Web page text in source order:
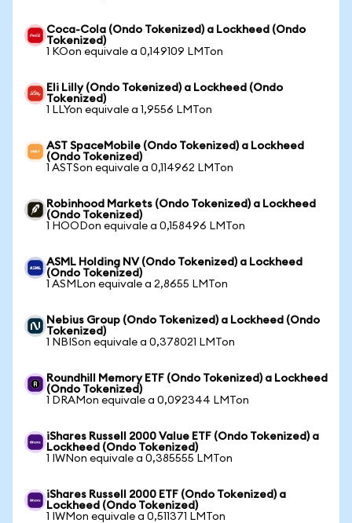
Coca-Cola (Ondo Tokenized) a Lockheed (Ondo
Tokenized)
1 KOon equivale a 0,149109 LMTon
Eli Lilly (Ondo Tokenized) a Lockheed (Ondo
Tokenized)
1 LLYon equivale a 1,9556 LMTon
AST SpaceMobile (Ondo Tokenized) a Lockheed
(Ondo Tokenized)
1 ASTSon equivale a 0,114962 LMTon
Robinhood Markets (Ondo Tokenized) a Lockheed
(Ondo Tokenized)
1 HOODon equivale a 0,158496 LMTon
ASML Holding NV (Ondo Tokenized) a Lockheed
(Ondo Tokenized)
1 ASMLon equivale a 2,8655 LMTon
Nebius Group (Ondo Tokenized) a Lockheed (Ondo
Tokenized)
1 NBISon equivale a 0,378021 LMTon
Roundhill Memory ETF (Ondo Tokenized) a Lockheed
(Ondo Tokenized)
1 DRAMon equivale a 0,092344 LMTon
iShares Russell 2000 Value ETF (Ondo Tokenized) a
Lockheed (Ondo Tokenized)
1 IWNon equivale a 0,385555 LMTon
iShares Russell 2000 ETF (Ondo Tokenized) a
Lockheed (Ondo Tokenized)
1 IWMon equivale a 0,511371 LMTon